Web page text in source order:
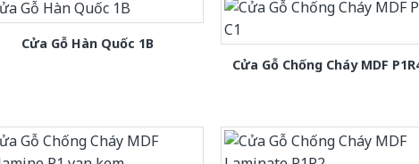
Cửa Gỗ Hàn Quốc 1B
Cửa Gỗ Chống Cháy MDF